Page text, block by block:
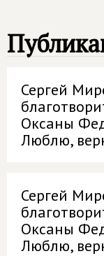
Сергей
Оксаны
Люблю,
Сергей
Оксаны
Люблю,